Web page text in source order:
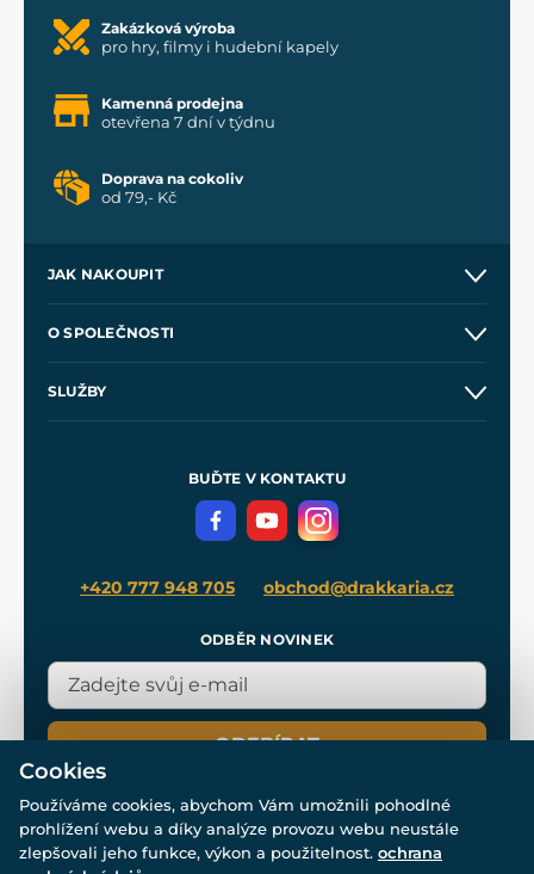
Zakázková výroba
pro hry, filmy i hudební kapely
Kamenná prodejna
otevřena 7 dní v týdnu
Doprava na cokoliv
od 79,- Kč
JAK NAKOUPIT
Velkoobchod
O SPOLEČNOSTI
SLUŽBY
Meče pro Kingdom Come
BUĎTE V KONTAKTU
+420 777 948 705 obchod@drakkaria.cz
ODBĚR NOVINEK
ODEBÍRAT
Cookies
Používáme cookies, abychom Vám umožnili pohodlné
prohlížení webu a díky analýze provozu webu neustále
zlepšovali jeho funkce, výkon a použitelnost. ochrana